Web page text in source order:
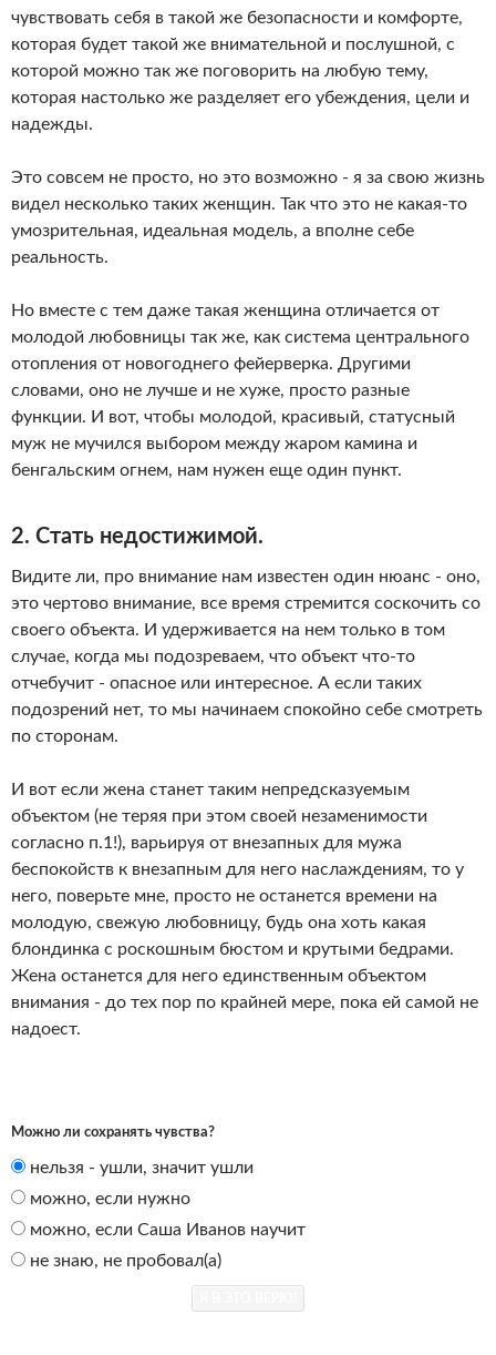
чувствовать себя в такой же безопасности и комфорте,
которая будет такой же внимательной и послушной, с
которой можно так же поговорить на любую тему,
которая настолько же разделяет его убеждения, цели и
надежды.
Это совсем не просто, но это возможно - я за свою жизнь
видел несколько таких женщин. Так что это не какая-то
умозрительная, идеальная модель, а вполне себе
реальность.
Но вместе с тем даже такая женщина отличается от
молодой любовницы так же, как система центрального
отопления от новогоднего фейерверка. Другими
словами, оно не лучше и не хуже, просто разные
функции. И вот, чтобы молодой, красивый, статусный
муж не мучился выбором между жаром камина и
бенгальским огнем, нам нужен еще один пункт.
2. Стать недостижимой.
Видите ли, про внимание нам известен один нюанс - оно,
это чертово внимание, все время стремится соскочить со
своего объекта. И удерживается на нем только в том
случае, когда мы подозреваем, что объект что-то
отчебучит - опасное или интересное. А если таких
подозрений нет, то мы начинаем спокойно себе смотреть
по сторонам.
И вот если жена станет таким непредсказуемым
объектом (не теряя при этом своей незаменимости
согласно п.1!), варьируя от внезапных для мужа
беспокойств к внезапным для него наслаждениям, то у
него, поверьте мне, просто не останется времени на
молодую, свежую любовницу, будь она хоть какая
блондинка с роскошным бюстом и крутыми бедрами.
Жена останется для него единственным объектом
внимания - до тех пор по крайней мере, пока ей самой не
надоест.
Можно ли сохранять чувства?
нельзя - ушли, значит ушли
можно, если нужно
можно, если Саша Иванов научит
не знаю, не пробовал(а)